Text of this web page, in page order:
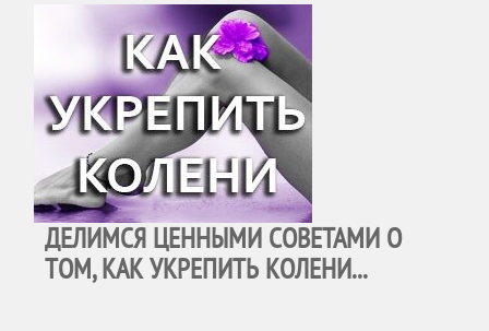
ДЕЛИМСЯ ЦЕННЫМИ СОВЕТАМИ О
ТОМ, КАК УКРЕПИТЬ КОЛЕНИ...